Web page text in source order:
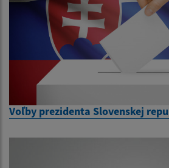
Voľby prezidenta Slovenskej